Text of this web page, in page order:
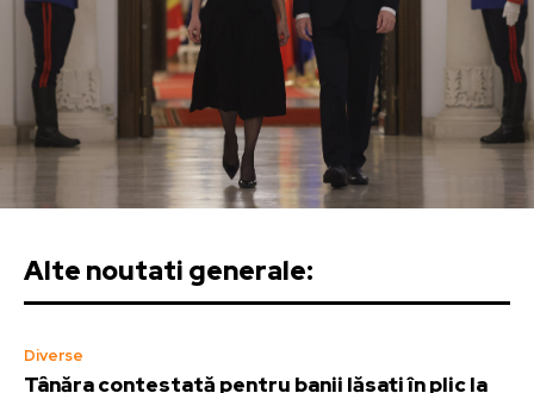
Alte noutati generale:
Diverse
Tânăra contestată pentru banii lăsați în plic la